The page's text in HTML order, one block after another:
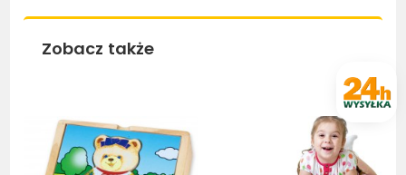
Zobacz także